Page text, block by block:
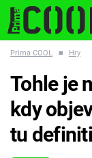
ESCAPE
Prima COOL ■ Hry
Tohle je
kdy
tu